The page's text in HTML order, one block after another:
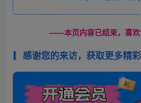
------本页内容已结束，喜
感谢您的来访，获取更多精